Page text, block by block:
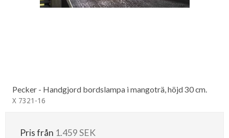
Pecker - Handgjord bordslampa i mangoträ, höjd 30 cm.
X 7321-16
Pris från 1.459 SEK